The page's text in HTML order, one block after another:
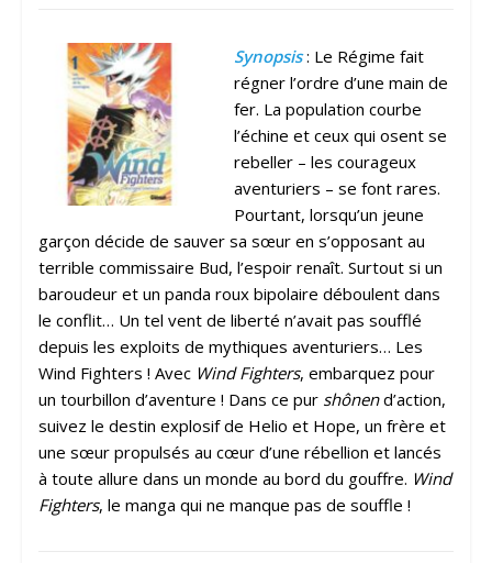
Synopsis: Le Régime fait
régner l’ordre d’une main de
fer. La population courbe
l’échine et ceux qui osent se
rebeller – les courageux
aventuriers – se font rares.
Pourtant, lorsqu’un jeune
garçon décide de sauver sa sœur en s’opposant au
terrible commissaire Bud, l’espoir renaît. Surtout si un
baroudeur et un panda roux bipolaire déboulent dans
le conflit… Un tel vent de liberté n’avait pas soufflé
depuis les exploits de mythiques aventuriers… Les
Wind Fighters ! Avec Wind Fighters, embarquez pour
un tourbillon d’aventure ! Dans ce pur shônend’action,
suivez le destin explosif de Helio et Hope, un frère et
une sœur propulsés au cœur d’une rébellion et lancés
à toute allure dans un monde au bord du gouffre. Wind
Fighters, le manga qui ne manque pas de souffle !